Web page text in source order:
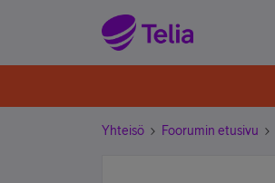
Yhteisö Foorumin etusivu